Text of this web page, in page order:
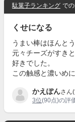
駄菓子ランキング で
くせになる
うまい棒はほんと
元々チーズがすき
好きでした。
この触感と濃いめ
かえぽんさん
3位(90点)の評